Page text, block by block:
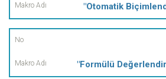
"Otomatik
"Formülü